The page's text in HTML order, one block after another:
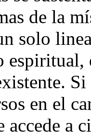
de la
solo
Si
en el
accede a